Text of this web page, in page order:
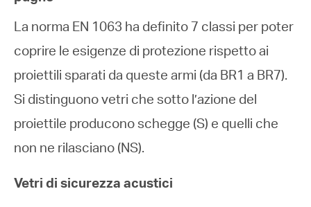
La norma EN 1063 ha definito 7 classi per poter
coprire le esigenze di protezione rispetto ai
proiettili sparati da queste armi (da BR1 a BR7).
Si distinguono vetri che sotto l’azione del
proiettile producono schegge (S) e quelli che
non ne rilasciano (NS).
Vetri di sicurezza acustici